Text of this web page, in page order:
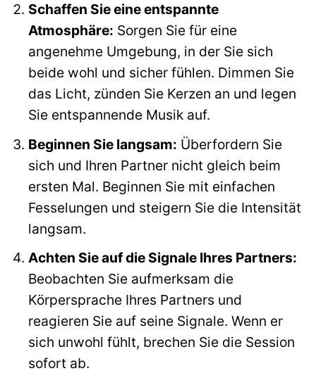
Schaffen Sie eine entspannte
Atmosphäre: Sorgen Sie für eine
angenehme Umgebung, in der Sie sich
beide wohl und sicher fühlen. Dimmen Sie
das Licht, zünden Sie Kerzen an und legen
Sie entspannende Musik auf.
Beginnen Sie langsam: Überfordern Sie
sich und Ihren Partner nicht gleich beim
ersten Mal. Beginnen Sie mit einfachen
Fesselungen und steigern Sie die Intensität
langsam.
Achten Sie auf die Signale Ihres Partners:
Beobachten Sie aufmerksam die
Körpersprache Ihres Partners und
reagieren Sie auf seine Signale. Wenn er
sich unwohl fühlt, brechen Sie die Session
sofort ab.